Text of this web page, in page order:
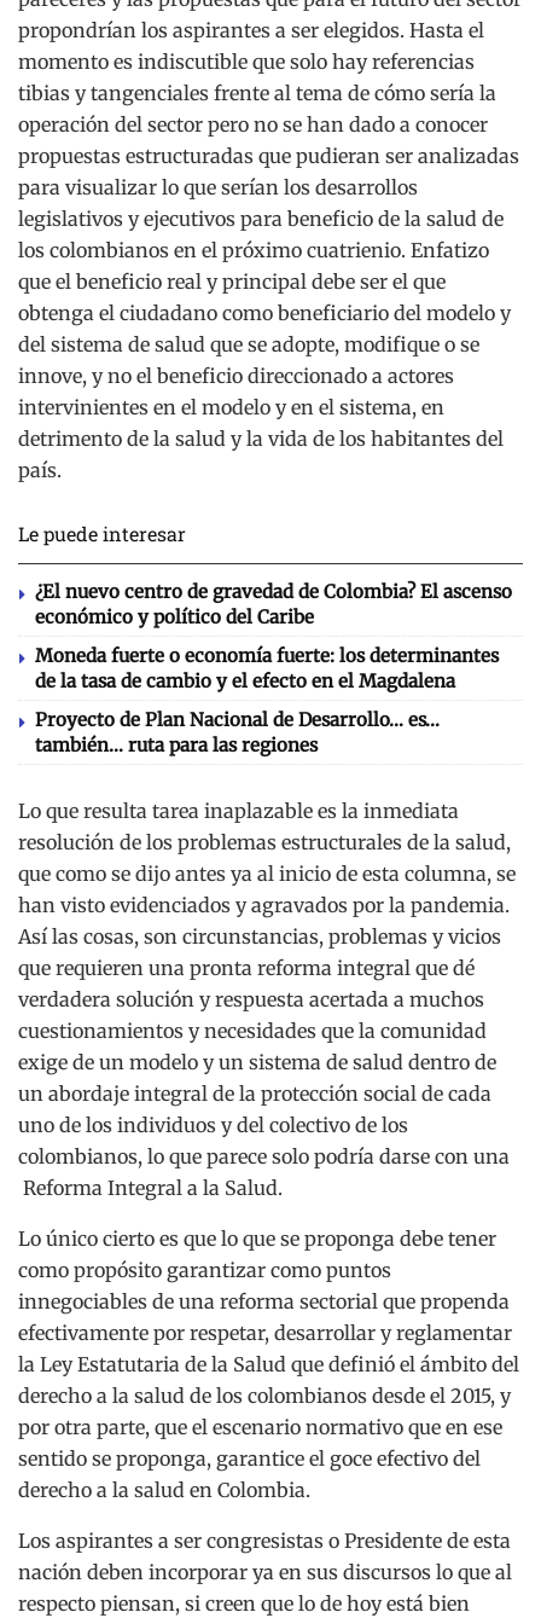
propondrían los aspirantes a ser elegidos. Hasta el
momento es indiscutible que solo hay referencias
tibias y tangenciales frente al tema de cómo sería la
operación del sector pero no se han dado a conocer
propuestas estructuradas que pudieran ser analizadas
para visualizar lo que serían los desarrollos
legislativos y ejecutivos para beneficio de la salud de
los colombianos en el próximo cuatrienio. Enfatizo
que el beneficio real y principal debe ser el que
obtenga el ciudadano como beneficiario del modelo y
del sistema de salud que se adopte, modifique o se
innove, y no el beneficio direccionado a actores
intervinientes en el modelo y en el sistema, en
detrimento de la salud y la vida de los habitantes del
país.
Le puede interesar
¿El nuevo centro de gravedad de Colombia? El ascenso
económico y político del Caribe
Moneda fuerte o economía fuerte: los determinantes
de la tasa de cambio y el efecto en el Magdalena
Proyecto de Plan Nacional de Desarrollo… es…
también… ruta para las regiones
Lo que resulta tarea inaplazable es la inmediata
resolución de los problemas estructurales de la salud,
que como se dijo antes ya al inicio de esta columna, se
han visto evidenciados y agravados por la pandemia.
Así las cosas, son circunstancias, problemas y vicios
que requieren una pronta reforma integral que dé
verdadera solución y respuesta acertada a muchos
cuestionamientos y necesidades que la comunidad
exige de un modelo y un sistema de salud dentro de
un abordaje integral de la protección social de cada
uno de los individuos y del colectivo de los
colombianos, lo que parece solo podría darse con una
Reforma Integral a la Salud.
Lo único cierto es que lo que se proponga debe tener
como propósito garantizar como puntos
innegociables de una reforma sectorial que propenda
efectivamente por respetar, desarrollar y reglamentar
la Ley Estatutaria de la Salud que definió el ámbito del
derecho a la salud de los colombianos desde el 2015, y
por otra parte, que el escenario normativo que en ese
sentido se proponga, garantice el goce efectivo del
derecho a la salud en Colombia.
Los aspirantes a ser congresistas o Presidente de esta
nación deben incorporar ya en sus discursos lo que al
respecto piensan, si creen que lo de hoy está bien